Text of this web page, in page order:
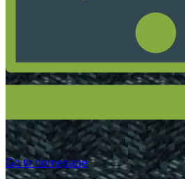
Go to homepage